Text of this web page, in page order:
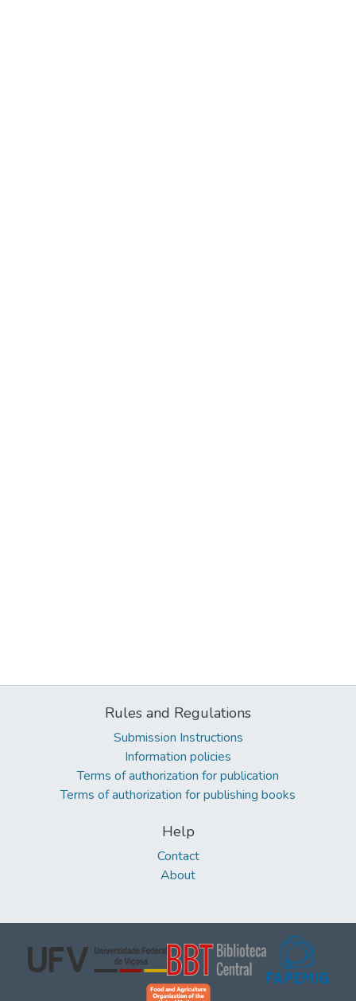
Rules and Regulations
Submission Instructions
Information policies
Terms of authorization for publication
Terms of authorization for publishing books
Help
Contact
About